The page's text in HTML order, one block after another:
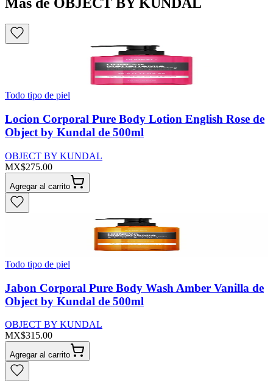
Más de OBJECT BY KUNDAL
Todo tipo de piel
Locion Corporal Pure Body Lotion English Rose de
Object by Kundal de 500ml
OBJECT BY KUNDAL
MX$275.00
Agregar al carrito
Todo tipo de piel
Jabon Corporal Pure Body Wash Amber Vanilla de
Object by Kundal de 500ml
OBJECT BY KUNDAL
MX$315.00
Agregar al carrito